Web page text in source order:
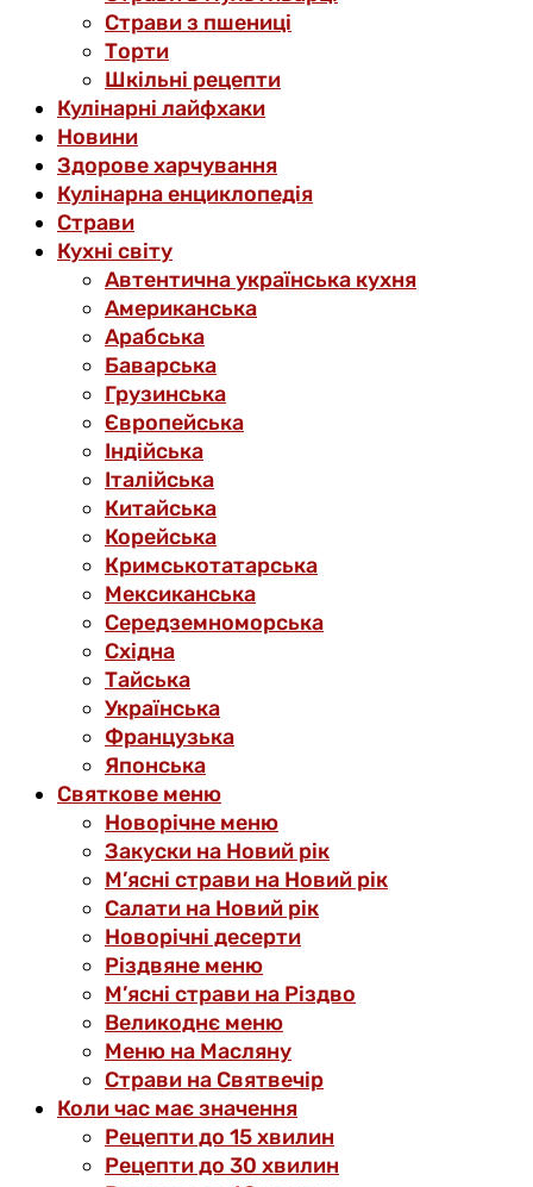
Страви з пшениці
Торти
Шкільні рецепти
Кулінарні лайфхаки
Новини
Здорове харчування
Кулінарна енциклопедія
Страви
Кухні світу
Автентична українська кухня
Американська
Арабська
Баварська
Грузинська
Європейська
Індійська
Італійська
Китайська
Корейська
Кримськотатарська
Мексиканська
Середземноморська
Східна
Тайська
Українська
Французька
Японська
Святкове меню
Новорічне меню
Закуски на Новий рік
М’ясні страви на Новий рік
Салати на Новий рік
Новорічні десерти
Різдвяне меню
М’ясні страви на Різдво
Великоднє меню
Меню на Масляну
Страви на Святвечір
Коли час має значення
Рецепти до 15 хвилин
Рецепти до 30 хвилин